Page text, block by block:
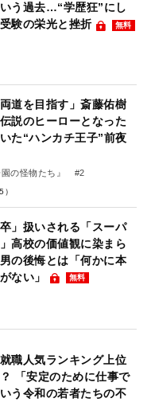
う過去…“学歴狂”にし
験の栄光と挫折
無料
道を目指す」斎藤佑樹
説のヒーローとなった
た“ハンカチ王子”前夜
園の怪物たち』 #2
」扱いされる「スーパ
高校の価値観に染まら
の後悔とは「何かに本
ない」
無料
職人気ランキング上位
「安定のために仕事で
う令和の若者たちの不